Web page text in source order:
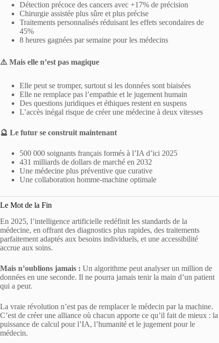
Détection précoce des cancers avec +17% de précision
Chirurgie assistée plus sûre et plus précise
Traitements personnalisés réduisant les effets secondaires de
45%
8 heures gagnées par semaine pour les médecins
⚠️ Mais elle n’est pas magique
Elle peut se tromper, surtout si les données sont biaisées
Elle ne remplace pas l’empathie et le jugement humain
Des questions juridiques et éthiques restent en suspens
L’accès inégal risque de créer une médecine à deux vitesses
🔮 Le futur se construit maintenant
500 000 soignants français formés à l’IA d’ici 2025
431 milliards de dollars de marché en 2032
Une médecine plus préventive que curative
Une collaboration homme-machine optimale
Le Mot de la Fin
En 2025, l’intelligence artificielle redéfinit les standards de la
médecine, en offrant des diagnostics plus rapides, des traitements
parfaitement adaptés aux besoins individuels, et une accessibilité
accrue aux soins.
Mais n’oublions jamais : Un algorithme peut analyser un million de
données en une seconde. Il ne pourra jamais tenir la main d’un patient
qui a peur.
La vraie révolution n’est pas de remplacer le médecin par la machine.
C’est de créer une alliance où chacun apporte ce qu’il fait de mieux : la
puissance de calcul pour l’IA, l’humanité et le jugement pour le
médecin.